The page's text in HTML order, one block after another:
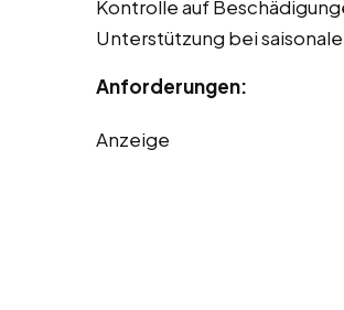
Kontrolle auf
Unterstützung bei
Anforderungen:
Anzeige